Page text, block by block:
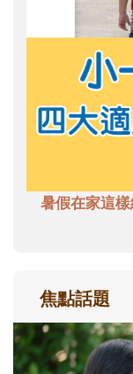
暑假在家這
焦點話題